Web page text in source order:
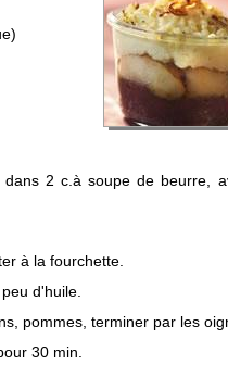
2 c.à soupe de beurre,
à la fourchette.
d'huile.
pommes, terminer par les
30 min.